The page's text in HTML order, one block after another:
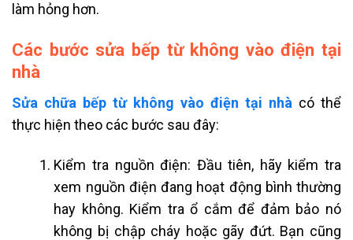
làm hỏng hơn.
Các bước sửa bếp từ không vào điện tại
nhà
Sửa chữa bếp từ không vào điện tại nhà có thể
thực hiện theo các bước sau đây:
Kiểm tra nguồn điện: Đầu tiên, hãy kiểm tra
xem nguồn điện đang hoạt động bình thường
hay không. Kiểm tra ổ cắm để đảm bảo nó
không bị chập cháy hoặc gãy đứt. Bạn cũng